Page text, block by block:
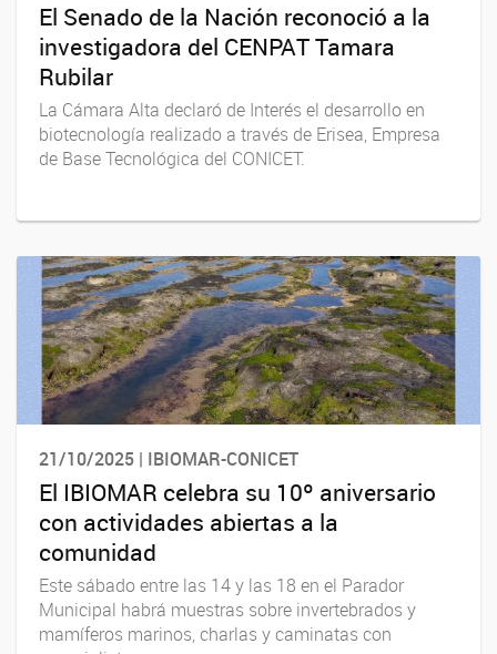
El Senado de la Nación reconoció a la
investigadora del CENPAT Tamara
Rubilar
La Cámara Alta declaró de Interés el desarrollo en
biotecnología realizado a través de Erisea, Empresa
de Base Tecnológica del CONICET.
21/10/2025 | IBIOMAR-CONICET
El IBIOMAR celebra su 10º aniversario
con actividades abiertas a la
comunidad
Este sábado entre las 14 y las 18 en el Parador
Municipal habrá muestras sobre invertebrados y
mamíferos marinos, charlas y caminatas con